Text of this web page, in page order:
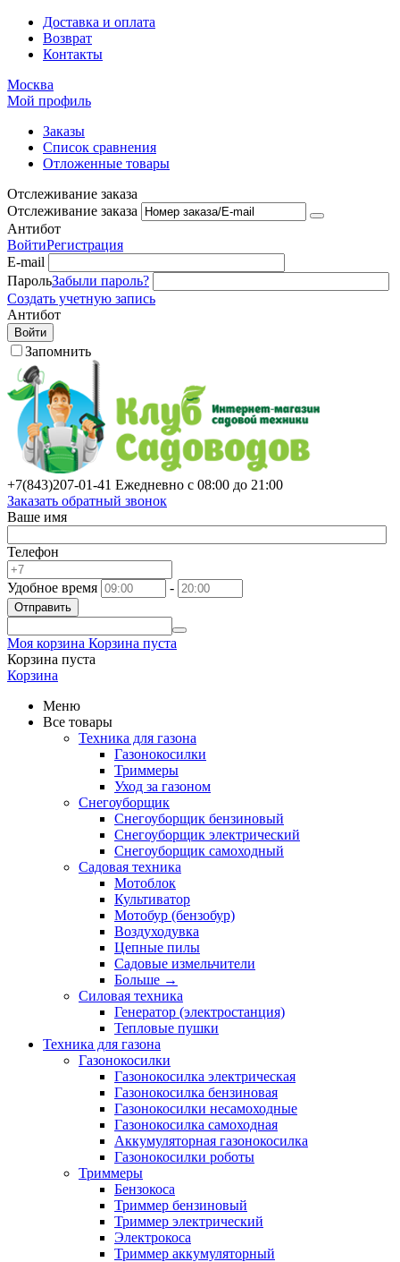
Доставка и оплата
Возврат
Контакты
Москва
Мой профиль
Заказы
Список сравнения
Отложенные товары
Отслеживание заказа
Отслеживание заказа
Антибот
ВойтиРегистрация
E-mail
ПарольЗабыли пароль?
Создать учетную запись
Антибот
Войти
Запомнить
+7(843)207-01-41 Ежедневно с 08:00 до 21:00
Заказать обратный звонок
Ваше имя
Телефон
Удобное время -
Отправить
Моя корзина Корзина пуста
Корзина пуста
Корзина
Меню
Все товары
Техника для газона
Газонокосилки
Триммеры
Уход за газоном
Снегоуборщик
Снегоуборщик бензиновый
Снегоуборщик электрический
Снегоуборщик самоходный
Садовая техника
Мотоблок
Культиватор
Мотобур (бензобур)
Воздуходувка
Цепные пилы
Садовые измельчители
Больше →
Силовая техника
Генератор (электростанция)
Тепловые пушки
Техника для газона
Газонокосилки
Газонокосилка электрическая
Газонокосилка бензиновая
Газонокосилки несамоходные
Газонокосилка самоходная
Аккумуляторная газонокосилка
Газонокосилки роботы
Триммеры
Бензокоса
Триммер бензиновый
Триммер электрический
Электрокоса
Триммер аккумуляторный